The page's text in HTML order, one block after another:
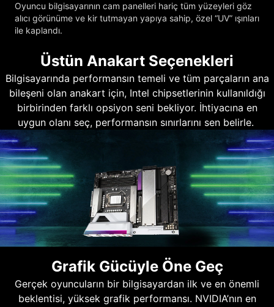
Oyuncu bilgisayarının cam panelleri hariç tüm yüzeyleri göz
alıcı görünüme ve kir tutmayan yapıya sahip, özel “UV” ışınları
ile kaplandı.
Üstün Anakart Seçenekleri
Bilgisayarında performansın temeli ve tüm parçaların ana
bileşeni olan anakart için, Intel chipsetlerinin kullanıldığı
birbirinden farklı opsiyon seni bekliyor. İhtiyacına en
uygun olanı seç, performansın sınırlarını sen belirle.
Grafik Gücüyle Öne Geç
Gerçek oyuncuların bir bilgisayardan ilk ve en önemli
beklentisi, yüksek grafik performansı. NVIDIA’nın en